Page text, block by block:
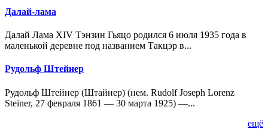
Далай-лама
Далай Лама XIV Тэнзин Гьяцо родился 6 июля 1935 года в
маленькой деревне под названием Такцэр в...
Рудольф Штейнер
Рудольф Штейнер (Штайнер) (нем. Rudolf Joseph Lorenz
Steiner, 27 февраля 1861 — 30 марта 1925) —...
ещё